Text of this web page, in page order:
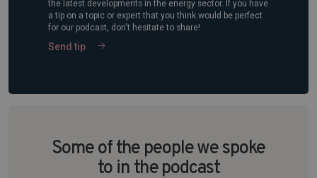
the latest developments in the energy sector. If you have
a tip on a topic or expert that you think would be perfect
for our podcast, don't hesitate to share!
Send tip
Some of the people we spoke
to in the podcast